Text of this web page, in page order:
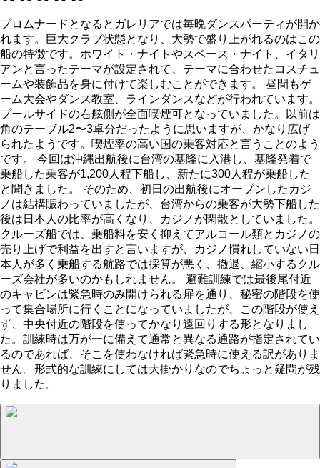
プロムナードとなるとガレリアでは毎晩ダンスパーティが開か
れます。巨大クラブ状態となり、大勢で盛り上がれるのはこの
船の特徴です。ホワイト・ナイトやスペース・ナイト、イタリ
アンと言ったテーマが設定されて、テーマに合わせたコスチュ
ームや装飾品を身に付けて楽しむことができます。 昼間もゲ
ーム大会やダンス教室、ラインダンスなどが行われています。
プールサイドの右舷側が全面喫煙可となっていました。以前は
角のテーブル2〜3卓分だったように思いますが、かなり広げ
られたようです。喫煙率の高い国の乗客対応と言うことのよう
です。 今回は沖縄出航後に台湾の基隆に入港し、基隆発着で
乗船した乗客が1,200人程下船し、新たに300人程が乗船した
と聞きました。 そのため、初日の出航後にオープンしたカジ
ノは結構賑わっていましたが、台湾からの乗客が大勢下船した
後は日本人の比率が高くなり、カジノが閑散としていました。
クルーズ船では、乗船料を安く抑えてアルコール類とカジノの
売り上げで利益を出すと言いますが、カジノ慣れしていない日
本人が多く乗船する航路では採算が悪く、撤退、縮小するクル
ーズ会社が多いのかもしれません。 避難訓練では最後尾付近
のキャビンは緊急時のみ開けられる扉を通り、秘密の階段を使
って集合場所に行くことになっていましたが、この階段が使え
ず、中央付近の階段を使ってかなり遠回りする形となりまし
た。訓練時は万が一に備えて通常と異なる通路が指定されてい
るのであれば、そこを使わなければ緊急時に使える訳がありま
せん。形式的な訓練にしては大掛かりなのでちょっと疑問が残
りました。